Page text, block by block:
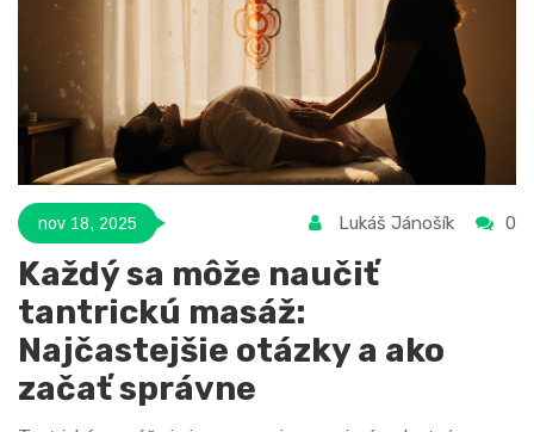
nov 18, 2025 Lukáš Jánošík 0
Každý sa môže naučiť
tantrickú masáž:
Najčastejšie otázky a ako
začať správne